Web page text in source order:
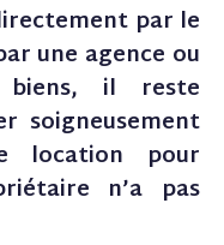
par le
une agence ou
biens, il reste
soigneusement
location pour
n’a pas